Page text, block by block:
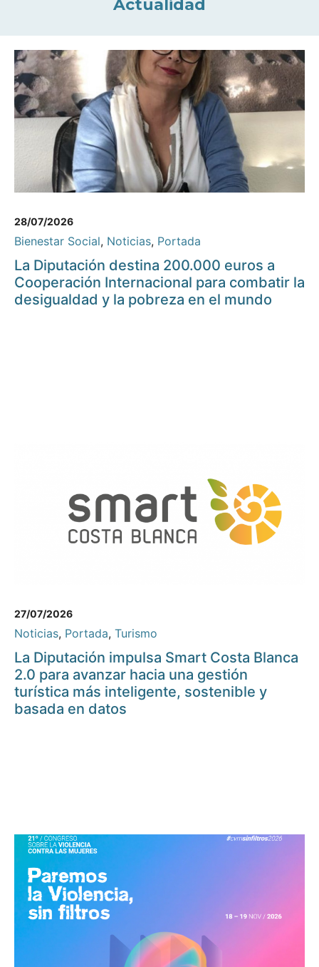
Actualidad
28/07/2026
Bienestar Social, Noticias, Portada
La Diputación destina 200.000 euros a
Cooperación Internacional para combatir la
desigualdad y la pobreza en el mundo
27/07/2026
Noticias, Portada, Turismo
La Diputación impulsa Smart Costa Blanca
2.0 para avanzar hacia una gestión
turística más inteligente, sostenible y
basada en datos